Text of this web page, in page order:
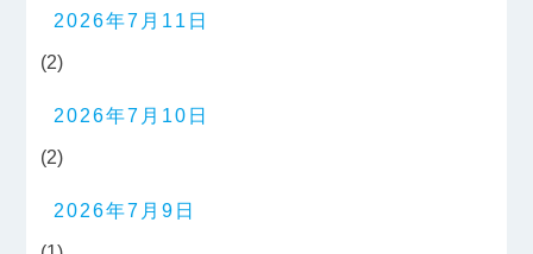
2026年7月11日
(2)
2026年7月10日
(2)
2026年7月9日